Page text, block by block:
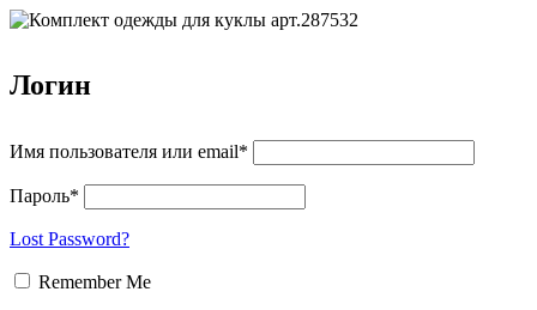
Логин
Имя пользователя или email*
Пароль*
Lost Password?
Remember Me